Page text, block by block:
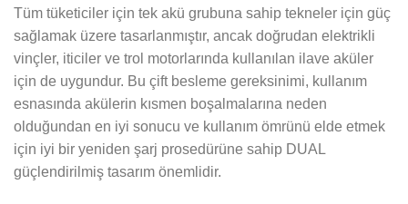
Tüm tüketiciler için tek akü grubuna sahip tekneler için güç
sağlamak üzere tasarlanmıştır, ancak doğrudan elektrikli
vinçler, iticiler ve trol motorlarında kullanılan ilave aküler
için de uygundur. Bu çift besleme gereksinimi, kullanım
esnasında akülerin kısmen boşalmalarına neden
olduğundan en iyi sonucu ve kullanım ömrünü elde etmek
için iyi bir yeniden şarj prosedürüne sahip DUAL
güçlendirilmiş tasarım önemlidir.